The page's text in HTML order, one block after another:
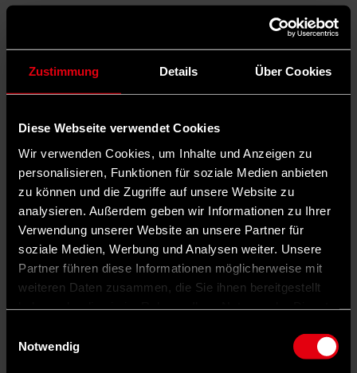
Zustimmung Details Über Cookies
Diese Webseite verwendet Cookies
Wir verwenden Cookies, um Inhalte und Anzeigen zu
personalisieren, Funktionen für soziale Medien anbieten
zu können und die Zugriffe auf unsere Website zu
analysieren. Außerdem geben wir Informationen zu Ihrer
Verwendung unserer Website an unsere Partner für
soziale Medien, Werbung und Analysen weiter. Unsere
Partner führen diese Informationen möglicherweise mit
weiteren Daten zusammen, die Sie ihnen bereitgestellt
Notwendig